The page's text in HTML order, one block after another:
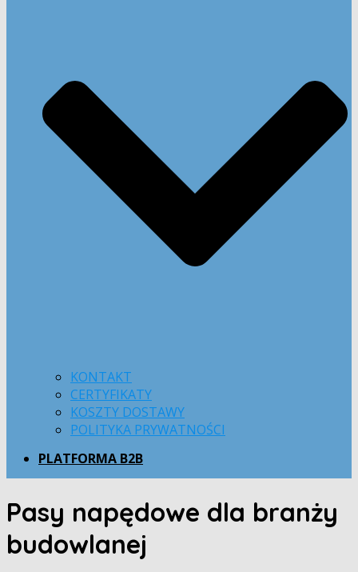
KONTAKT
CERTYFIKATY
KOSZTY DOSTAWY
POLITYKA PRYWATNOŚCI
PLATFORMA B2B
Pasy napędowe dla branży
budowlanej